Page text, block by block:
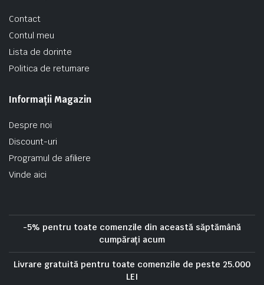
Contact
Contul meu
Lista de dorinte
Politica de returnare
Informații Magazin
Despre noi
Discount-uri
Programul de afiliere
Vinde aici
-5% pentru toate comenzile din această săptămână
cumpărați acum
Livrare gratuită pentru toate comenzile de peste 25.000
LEI